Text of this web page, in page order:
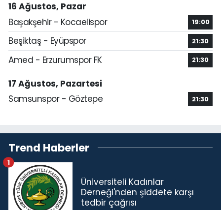
16 Ağustos, Pazar
Başakşehir - Kocaelispor
19:00
Beşiktaş - Eyüpspor 21:30
Amed - Erzurumspor FK 21:30
17 Ağustos, Pazartesi
Samsunspor - Göztepe
21:30
Trend Haberler
Üniversiteli Kadınlar
Derneği'nden şiddete karşı
tedbir çağrısı
1